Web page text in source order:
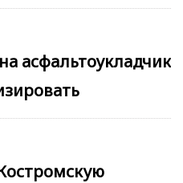
асфальтоукладчик